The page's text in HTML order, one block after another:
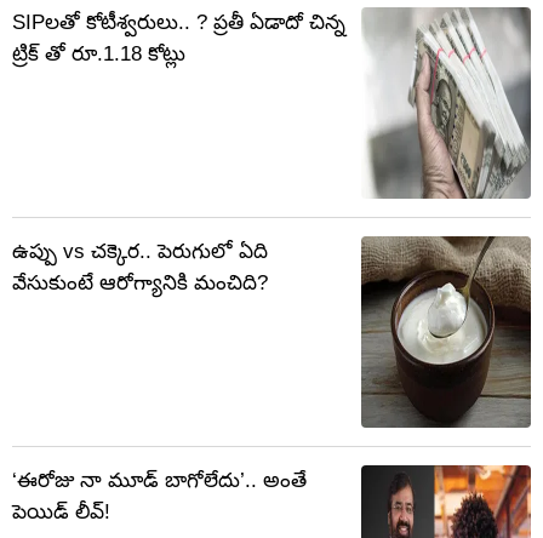
SIPలతో కోటీశ్వరులు.. ? ప్రతీ ఏడాదో చిన్న
ట్రిక్ తో రూ.1.18 కోట్లు
ఉప్పు vs చక్కెర.. పెరుగులో ఏది
వేసుకుంటే ఆరోగ్యానికి మంచిది?
‘ఈరోజు నా మూడ్ బాగోలేదు’.. అంతే
పెయిడ్ లీవ్!